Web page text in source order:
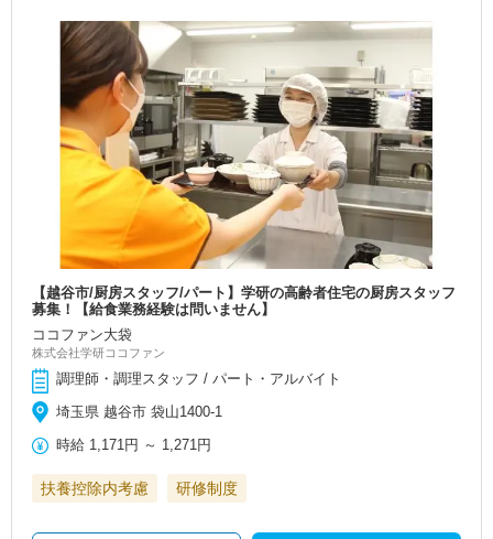
【越谷市/厨房スタッフ/パート】学研の高齢者住宅の厨房スタッフ
募集！【給食業務経験は問いません】
ココファン大袋
株式会社学研ココファン
調理師・調理スタッフ / パート・アルバイト
埼玉県 越谷市 袋山1400-1
時給 1,171円 ～ 1,271円
扶養控除内考慮 研修制度